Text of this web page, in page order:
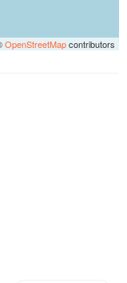
OpenStreetMapcontributors